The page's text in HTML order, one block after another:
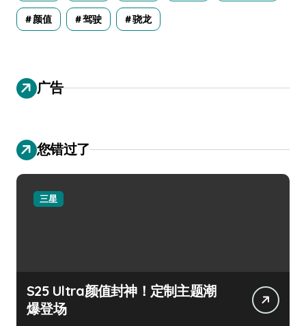
颜值 驾驶 骁龙
广告
您错过了
三星
S25 Ultra颜值封神！定制主题潮
爆登场